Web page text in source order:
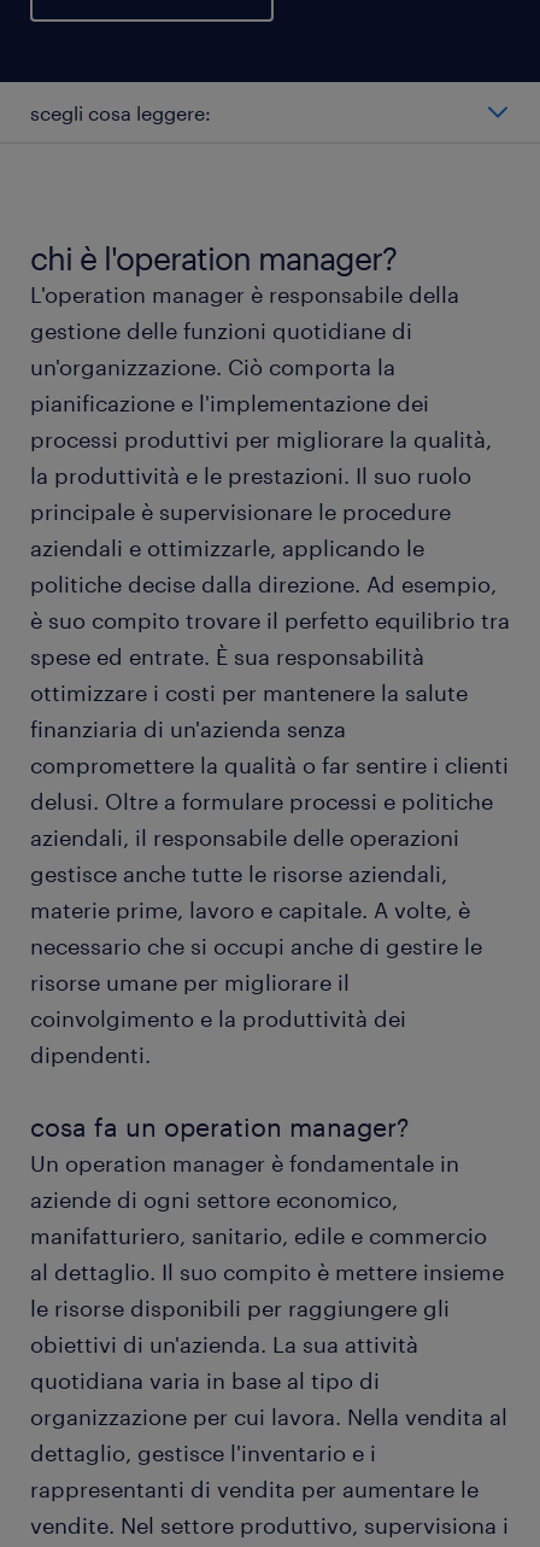
scegli cosa leggere:
operation manager stipendio medio
tipi di operation manager
lavorare come operation manager
istruzione e competenze
FAQ sul lavoro come operation manager
chi è l'operation manager?
L'operation manager è responsabile della
gestione delle funzioni quotidiane di
un'organizzazione. Ciò comporta la
pianificazione e l'implementazione dei
processi produttivi per migliorare la qualità,
la produttività e le prestazioni. Il suo ruolo
principale è supervisionare le procedure
aziendali e ottimizzarle, applicando le
politiche decise dalla direzione. Ad esempio,
è suo compito trovare il perfetto equilibrio tra
spese ed entrate. È sua responsabilità
ottimizzare i costi per mantenere la salute
finanziaria di un'azienda senza
compromettere la qualità o far sentire i clienti
delusi. Oltre a formulare processi e politiche
aziendali, il responsabile delle operazioni
gestisce anche tutte le risorse aziendali,
materie prime, lavoro e capitale. A volte, è
necessario che si occupi anche di gestire le
risorse umane per migliorare il
coinvolgimento e la produttività dei
dipendenti.
cosa fa un operation manager?
Un operation manager è fondamentale in
aziende di ogni settore economico,
manifatturiero, sanitario, edile e commercio
al dettaglio. Il suo compito è mettere insieme
le risorse disponibili per raggiungere gli
obiettivi di un'azienda. La sua attività
quotidiana varia in base al tipo di
organizzazione per cui lavora. Nella vendita al
dettaglio, gestisce l'inventario e i
rappresentanti di vendita per aumentare le
vendite. Nel settore produttivo, supervisiona i